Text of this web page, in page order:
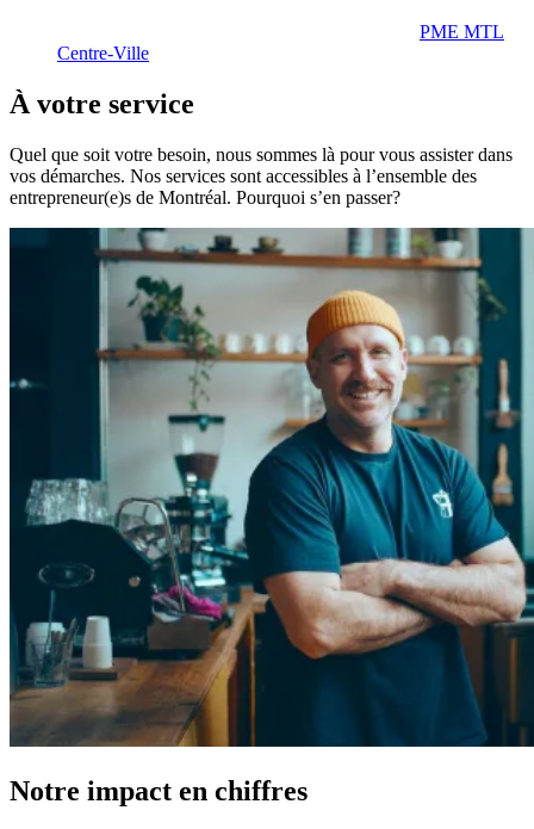
PME MTL
Centre-Ville
À votre service
Quel que soit votre besoin, nous sommes là pour vous assister dans
vos démarches. Nos services sont accessibles à l’ensemble des
entrepreneur(e)s de Montréal. Pourquoi s’en passer?
Notre impact en chiffres